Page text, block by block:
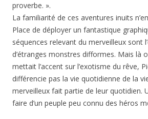
proverbe. ».
La familiarité de ces aventures inuits
Place de déployer un fantastique
séquences relevant du merveilleux sont
d’étranges monstres difformes. Mais là
mettait l’accent sur l’exotisme du rêve,
différencie pas la vie quotidienne de la
merveilleux fait partie de leur quotidien.
faire d’un peuple peu connu des héros